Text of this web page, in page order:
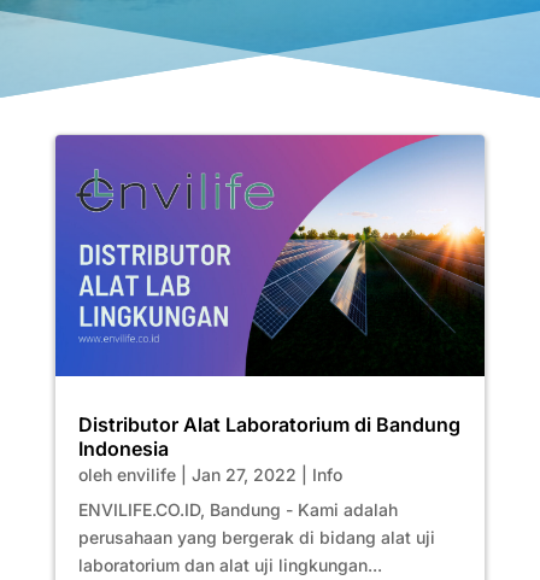
Distributor Alat Laboratorium di Bandung
Indonesia
oleh envilife| Jan 27, 2022
Info
ENVILIFE.CO.ID, Bandung - Kami adalah
perusahaan yang bergerak di bidang alat uji
laboratorium dan alat uji lingkungan...